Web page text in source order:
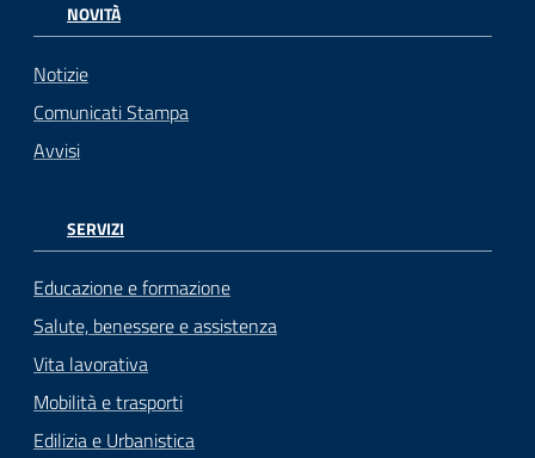
NOVITÀ
Notizie
Comunicati Stampa
Avvisi
SERVIZI
Educazione e formazione
Salute, benessere e assistenza
Vita lavorativa
Mobilità e trasporti
Edilizia e Urbanistica